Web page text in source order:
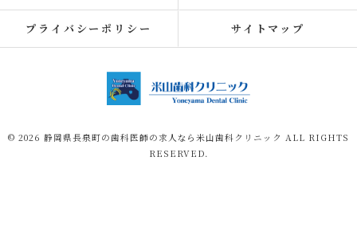
プライバシーポリシー サイトマップ
© 2026 静岡県長泉町の歯科医師の求人なら米山歯科クリニック ALL RIGHTS
RESERVED.